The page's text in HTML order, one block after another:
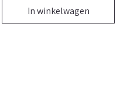
In winkelwagen